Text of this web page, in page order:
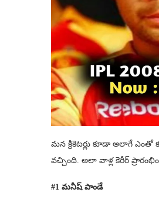
మన క్రికెటర్లు కూడా అలాగే ఎంతో
వచ్చింది. అలా వాళ్ల కెరీర్
#1 మనీష్ పాండే